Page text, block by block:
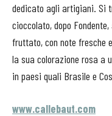
dedicato agli artigiani. Si
cioccolato, dopo
fruttato, con note fresche
la sua colorazione rosa a
in paesi quali Brasile e
www.callebaut.com